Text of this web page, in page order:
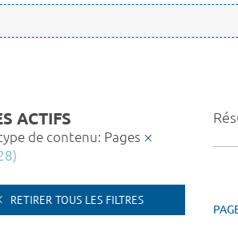
ACTIFS
de contenu: Pages
RETIRER TOUS LES FILTRES